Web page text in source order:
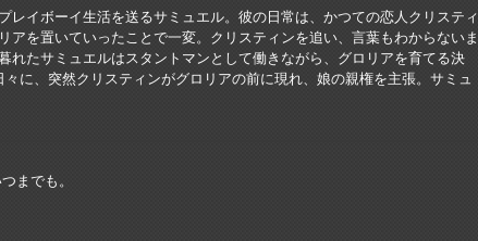
レイボーイ生活を送るサミュエル。彼の日常は、かつての恋人クリスティ
アを置いていったことで一変。クリスティンを追い、言葉もわからないま
れたサミュエルはスタントマンとして働きながら、グロリアを育てる決
に、突然クリスティンがグロリアの前に現れ、娘の親権を主張。サミュ
までも。